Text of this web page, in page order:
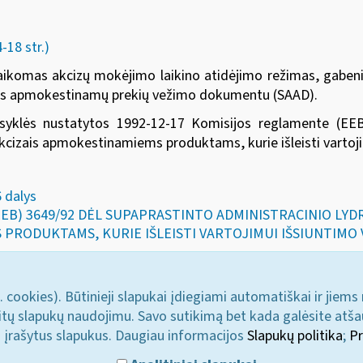
18 str.)
akcizų mokėjimo laikino atidėjimo režimas,
prekių vežimo dokumentu (SAAD).
nustatytos 1992-12-17 Komisijos reglamente
apmokestinamiems produktams, kurie išleisti
dalys
3649/92 DĖL SUPAPRASTINTO ADMINISTRACINIO
KURIE IŠLEISTI VARTOJIMUI IŠSIUNTIMO
cookies). Būtinieji slapukai įdiegiami automatiškai ir jiems
slapukų naudojimu. Savo sutikimą bet kada galėsite
slapukus. Daugiau informacijosSlapukų politika;